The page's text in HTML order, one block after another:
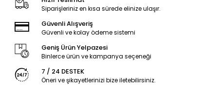
Siparişleriniz en kısa sürede elinize ulaşır.
Güvenli Alışveriş
Güvenli ve kolay ödeme sistemi
Geniş Ürün Yelpazesi
Binlerce ürün ve kampanya seçeneği
7 / 24 DESTEK
Öneri ve şikayetlerinizi bize iletebilirsiniz.